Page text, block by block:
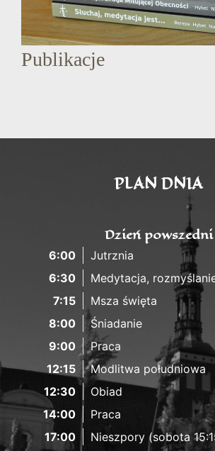
Publikacje
PLAN DNIA
Dzień powszedni
6:00
Jutrznia
6:30
Medytacja,
7:15
Msza święta
8:00
Śniadanie
9:00
Praca
12:15
Modlitwa południowa
12:30
Obiad
14:00
Praca
17:00
Nieszpory (sobota